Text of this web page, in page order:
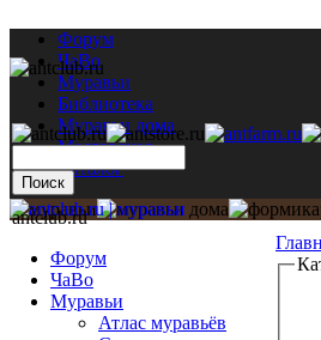
Форум
ЧаВо
Муравьи
Библиотека
Муравьи дома
Мастерская
Каталог
antclub.ru
Форум
ЧаВо
Муравьи
Атлас муравьёв